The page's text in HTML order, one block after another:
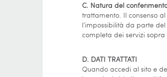
C. Natura del
trattamento. Il consenso
l’impossibilità da parte
completa dei servizi
D. DATI TRATTATI
Quando accedi al sito e